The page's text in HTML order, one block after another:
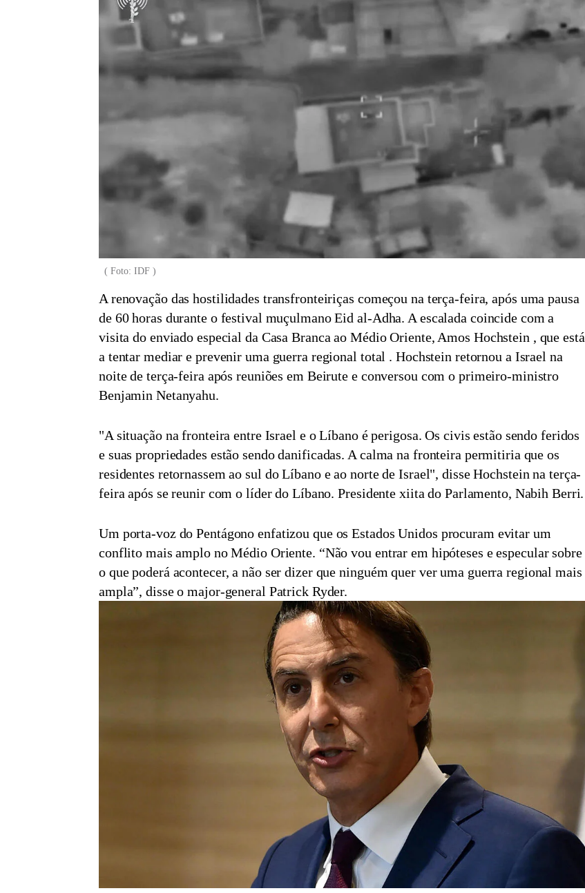
Veja a galeria
( Foto: IDF )
A renovação das hostilidades transfronteiriças começou na terça-feira, após uma pausa
de 60 horas durante o festival muçulmano Eid al-Adha. A escalada coincide com a
visita do enviado especial da Casa Branca ao Médio Oriente, Amos Hochstein , que está
a tentar mediar e prevenir uma guerra regional total . Hochstein retornou a Israel na
noite de terça-feira após reuniões em Beirute e conversou com o primeiro-ministro
Benjamin Netanyahu.
"A situação na fronteira entre Israel e o Líbano é perigosa. Os civis estão sendo feridos
e suas propriedades estão sendo danificadas. A calma na fronteira permitiria que os
residentes retornassem ao sul do Líbano e ao norte de Israel", disse Hochstein na terça-
feira após se reunir com o líder do Líbano. Presidente xiita do Parlamento, Nabih Berri.
Um porta-voz do Pentágono enfatizou que os Estados Unidos procuram evitar um
conflito mais amplo no Médio Oriente. “Não vou entrar em hipóteses e especular sobre
o que poderá acontecer, a não ser dizer que ninguém quer ver uma guerra regional mais
ampla”, disse o major-general Patrick Ryder.